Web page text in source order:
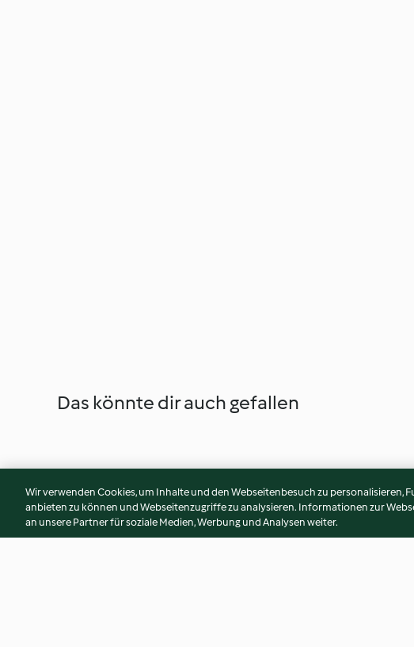
Das könnte dir auch gefallen
Wir verwenden Cookies, um Inhalte und den Webseitenbesuch zu personalisieren,
anbieten zu können und Webseitenzugriffe zu analysieren. Informationen zur
an unsere Partner für soziale Medien, Werbung und Analysen weiter.